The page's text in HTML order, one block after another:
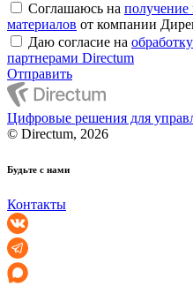
Соглашаюсь на
материалов от компании
Даю согласие на
партнерами Directum
Отправить
Цифровые решения для
© Directum, 2026
Будьте с нами
Контакты